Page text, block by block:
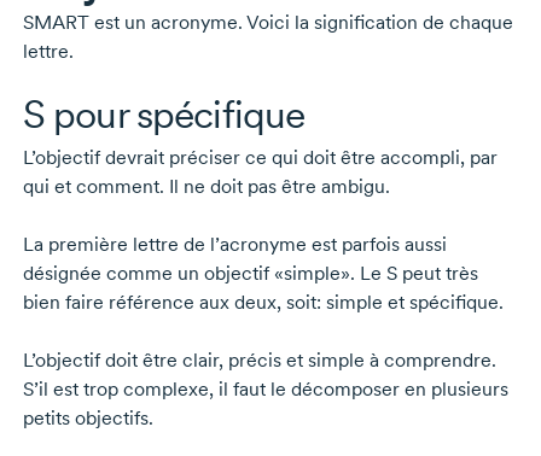
SMART est un acronyme. Voici la signification de chaque
lettre.
S pour spécifique
L’objectif devrait préciser ce qui doit être accompli, par
qui et comment. Il ne doit pas être ambigu.
La première lettre de l’acronyme est parfois aussi
désignée comme un objectif «simple». Le S peut très
bien faire référence aux deux, soit: simple et spécifique.
L’objectif doit être clair, précis et simple à comprendre.
S’il est trop complexe, il faut le décomposer en plusieurs
petits objectifs.